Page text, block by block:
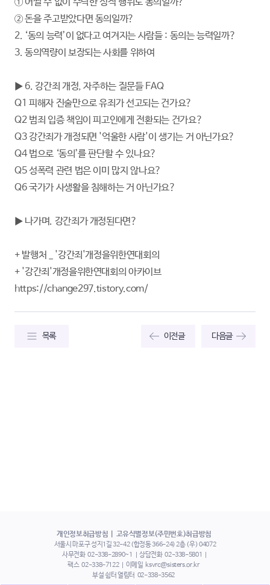
② 돈을 주고받았다면 동의일까?
2. ‘동의 능력’이 없다고 여겨지는 사람들 : 동의는 능력일까?
3. 동의역량이 보장되는 사회를 위하여
▶ 6. 강간죄 개정, 자주하는 질문들 FAQ
Q1 피해자 진술만으로 유죄가 선고되는 건가요?
Q2 범죄 입증 책임이 피고인에게 전환되는 건가요?
Q3 강간죄가 개정되면 '억울한 사람'이 생기는 거 아닌가요?
Q4 법으로 ‘동의’를 판단할 수 있나요?
Q5 성폭력 관련 법은 이미 많지 않나요?
Q6 국가가 사생활을 침해하는 거 아닌가요?
▶ 나가며. 강간죄가 개정된다면?
+ 발행처 _ '강간죄'개정을위한연대회의
+ '강간죄'개정을위한연대회의 아카이브
https://change297.tistory.com/
목록 이전글 다음글
개인정보취급방침 고유식별정보(주민번호)취급방침
서울시 마포구 성지1길 32-42 (합정동 366-24) 2층 (우) 04072
사무전화 02-338-2890~1 상담전화 02-338-5801
팩스 02-338-7122 이메일 ksvrc@sisters.or.kr
부설 쉼터 열림터 02-338-3562